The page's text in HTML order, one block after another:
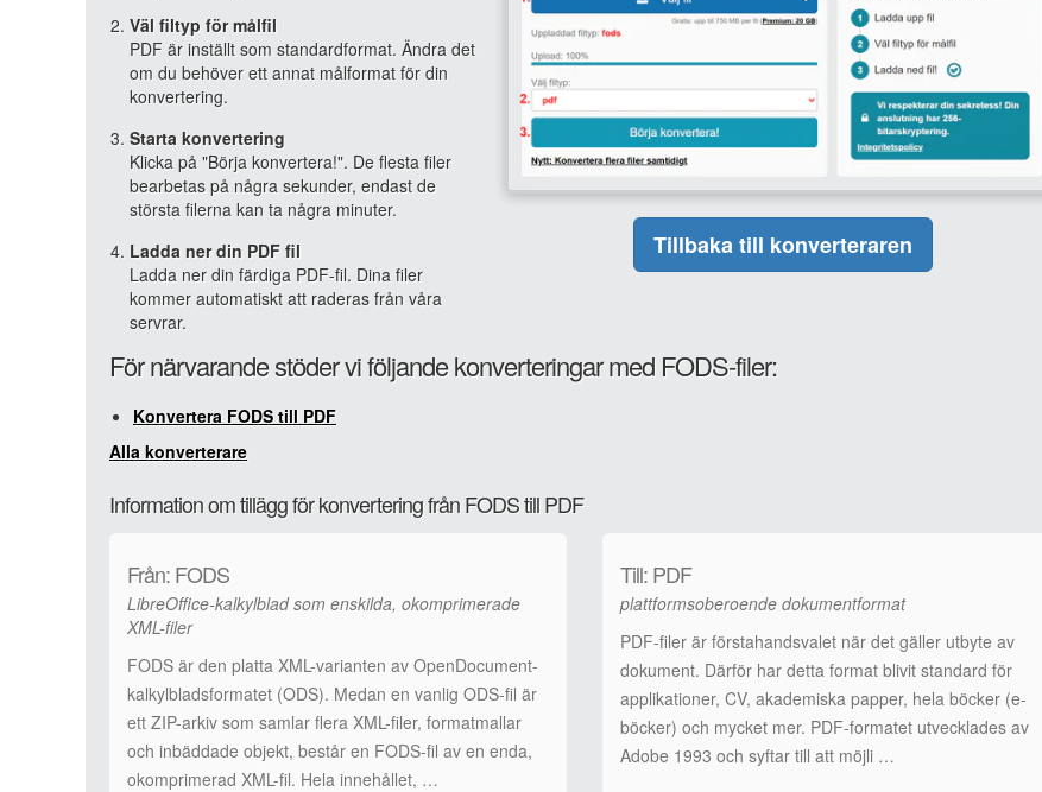
Väl filtyp för målfil
PDF är inställt som standardformat. Ändra det
om du behöver ett annat målformat för din
konvertering.
Starta konvertering
Klicka på "Börja konvertera!". De flesta filer
bearbetas på några sekunder, endast de
största filerna kan ta några minuter.
Ladda ner din PDF fil
Ladda ner din färdiga PDF-fil. Dina filer
kommer automatiskt att raderas från våra
servrar.
Tillbaka till konverteraren
För närvarande stöder vi följande konverteringar med FODS-filer:
Konvertera FODS till PDF
Alla konverterare
Information om tillägg för konvertering från FODS till PDF
Från: FODS
LibreOffice-kalkylblad som enskilda, okomprimerade
XML-filer
FODS är den platta XML-varianten av OpenDocument-
kalkylbladsformatet (ODS). Medan en vanlig ODS-fil är
ett ZIP-arkiv som samlar flera XML-filer, formatmallar
och inbäddade objekt, består en FODS-fil av en enda,
okomprimerad XML-fil. Hela innehållet, …
Till: PDF
plattformsoberoende dokumentformat
PDF-filer är förstahandsvalet när det gäller utbyte av
dokument. Därför har detta format blivit standard för
applikationer, CV, akademiska papper, hela böcker (e-
böcker) och mycket mer. PDF-formatet utvecklades av
Adobe 1993 och syftar till att möjli …